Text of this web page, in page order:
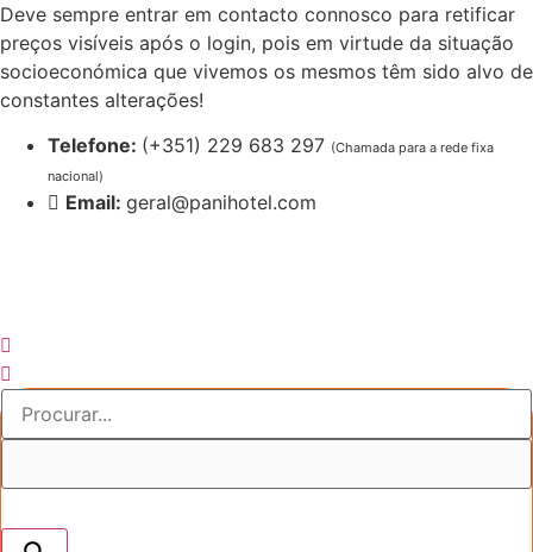
Pular
para
o
conteúdo
Deve sempre entrar em contacto connosco para retificar
preços visíveis após o login, pois em virtude da situação
socioeconómica que vivemos os mesmos têm sido alvo de
constantes alterações!
Telefone: (+351) 229 683 297 (Chamada para a rede fixa
nacional)
Email: geral@panihotel.com